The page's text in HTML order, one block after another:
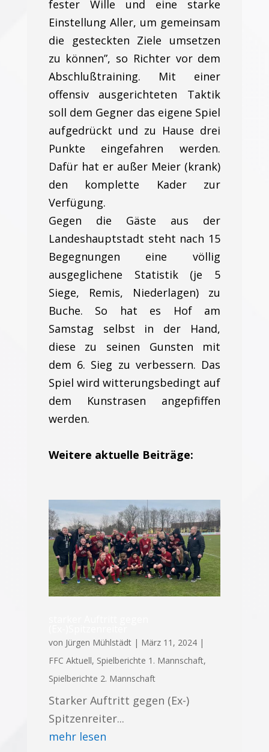
fester Wille und eine starke
Einstellung Aller, um gemeinsam
die gesteckten Ziele umsetzen
zu können”, so Richter vor dem
Abschlußtraining. Mit einer
offensiv ausgerichteten Taktik
soll dem Gegner das eigene Spiel
aufgedrückt und zu Hause drei
Punkte eingefahren werden.
Dafür hat er außer Meier (krank)
den komplette Kader zur
Verfügung.
Gegen die Gäste aus der
Landeshauptstadt steht nach 15
Begegnungen eine völlig
ausgeglichene Statistik (je 5
Siege, Remis, Niederlagen) zu
Buche. So hat es Hof am
Samstag selbst in der Hand,
diese zu seinen Gunsten mit
dem 6. Sieg zu verbessern. Das
Spiel wird witterungsbedingt auf
dem Kunstrasen angepfiffen
werden.
Weitere aktuelle Beiträge:
von Jürgen Mühlstädt| März 11, 2024|
FFC Aktuell, Spielberichte 1. Mannschaft,
Spielberichte 2. Mannschaft
Starker Auftritt gegen (Ex-)
Spitzenreiter...
mehr lesen